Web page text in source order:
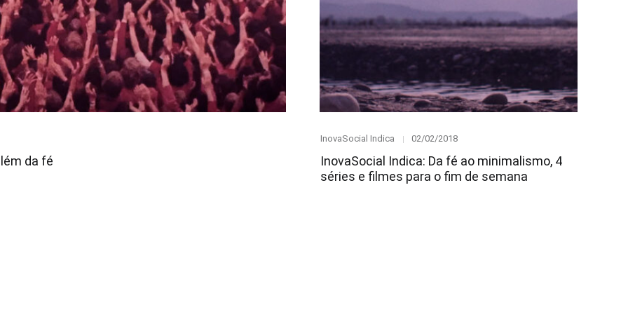
da fé
Category
InovaSocial Indica
Posted
02/02/2018
InovaSocial Indica: Da fé ao minimalismo, 4
séries e filmes para o fim de semana